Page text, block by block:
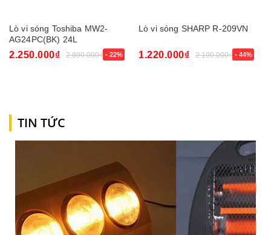
Lò vi sóng Toshiba MW2-
AG24PC(BK) 24L
2.250.000₫ 2.890.000₫ - 22%
Lò vi sóng SHARP R-209VN
1.220.000₫ 2.190.000₫ - 44%
TIN TỨC